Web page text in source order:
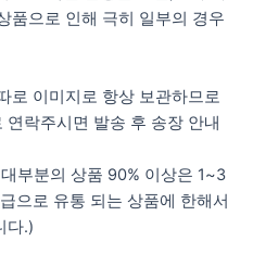
품으로 인해 극히 일부의 경우
로 이미지로 항상 보관하므로
락주시면 발송 후 송장 안내
부분의 상품 90% 이상은 1~3
으로 유통 되는 상품에 한해서
다.)